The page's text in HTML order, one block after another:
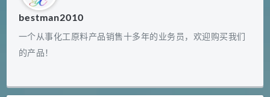
bestman2010
一个从事化工原料产品销售十多年的业务员，欢迎购买我们
的产品！